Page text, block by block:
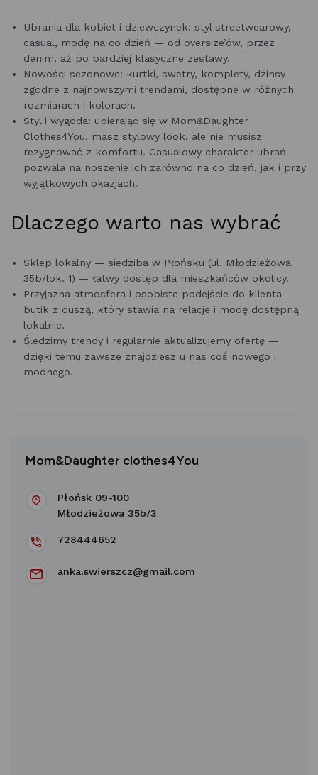
Ubrania dla kobiet i dziewczynek: styl streetwearowy,
casual, modę na co dzień — od oversize’ów, przez
denim, aż po bardziej klasyczne zestawy.
Nowości sezonowe: kurtki, swetry, komplety, dżinsy —
zgodne z najnowszymi trendami, dostępne w różnych
rozmiarach i kolorach.
Styl i wygoda: ubierając się w Mom&Daughter
Clothes4You, masz stylowy look, ale nie musisz
rezygnować z komfortu. Casualowy charakter ubrań
pozwala na noszenie ich zarówno na co dzień, jak i przy
wyjątkowych okazjach.
Dlaczego warto nas wybrać
Sklep lokalny — siedziba w Płońsku (ul. Młodzieżowa
35b/lok. 1) — łatwy dostęp dla mieszkańców okolicy.
Przyjazna atmosfera i osobiste podejście do klienta —
butik z duszą, który stawia na relacje i modę dostępną
lokalnie.
Śledzimy trendy i regularnie aktualizujemy ofertę —
dzięki temu zawsze znajdziesz u nas coś nowego i
modnego.
Mom&Daughter clothes4You
Płońsk 09-100
Młodzieżowa 35b/3
728444652
anka.swierszcz@gmail.com